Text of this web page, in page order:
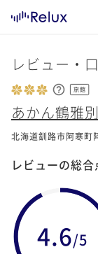
レビュー・
旅館
あかん鶴雅
北海道釧路市阿寒町
レビューの総合
4.6/5